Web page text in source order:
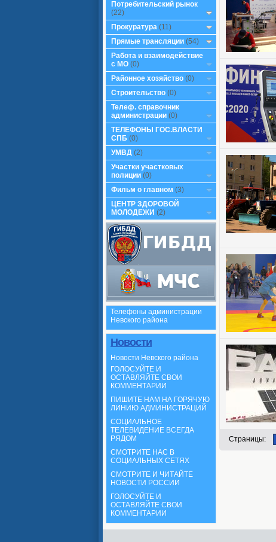
Потребительский рынок
(22)
Прокуратура (11)
Прямые трансляции (54)
Работа и взаимодействие
с МО (0)
Районное хозяйство (0)
Строительство (0)
Телеф. справочник
администрации (0)
ТЕЛЕФОНЫ ГОС.ВЛАСТИ
СПБ (0)
УМВД (2)
Участки участковых
полиции (0)
Фильм о главном (3)
ЦЕНТР ЗДОРОВОЙ
МОЛОДЕЖИ (2)
Телефоны администрации
Невского района
Новости
Новости Невского района
ГОЛОСУЙТЕ И
ОСТАВЛЯЙТЕ СВОИ
КОММЕНТАРИИ
ПИШИТЕ НАМ НА ГОРЯЧУЮ
ЛИНИЮ АДМИНИСТРАЦИЙ
СОЦИАЛЬНОЕ
ТЕЛЕВИДЕНИЕ ВСЕГДА
РЯДОМ
СМОТРИТЕ НАС В
СОЦИАЛЬНЫХ СЕТЯХ
СМОТРИТЕ И ЧИТАЙТЕ
НОВОСТИ РОССИИ
ГОЛОСУЙТЕ И
ОСТАВЛЯЙТЕ СВОИ
КОММЕНТАРИИ
Страницы: